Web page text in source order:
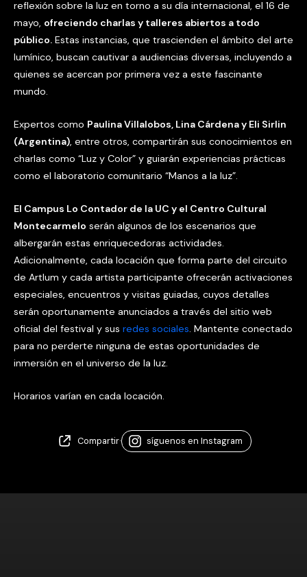
reflexión sobre la luz en torno a su día internacional, el 16 de
mayo, ofreciendo charlas y talleres abiertos a todo
público. Estas instancias, que trascienden el ámbito del arte
lumínico, buscan cautivar a audiencias diversas, incluyendo a
quienes se acercan por primera vez a este fascinante
mundo.
Expertos como Paulina Villalobos, Lina Cárdena y Eli Sirlin
(Argentina), entre otros, compartirán sus conocimientos en
charlas como “Luz y Color” y guiarán experiencias prácticas
como el laboratorio comunitario “Manos a la luz”.
El Campus Lo Contador de la UC y el Centro Cultural
Montecarmelo serán algunos de los escenarios que
albergarán estas enriquecedoras actividades.
Adicionalmente, cada locación que forma parte del circuito
de Artlum y cada artista participante ofrecerán activaciones
especiales, encuentros y visitas guiadas, cuyos detalles
serán oportunamente anunciados a través del sitio web
oficial del festival y sus redes sociales. Mantente conectado
para no perderte ninguna de estas oportunidades de
inmersión en el universo de la luz.
Horarios varían en cada locación.
Compartir· síguenos en Instagram